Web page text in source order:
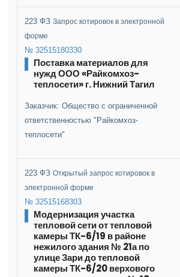
223 ФЗЗапрос котировок в электронной
форме
№ 32515180330
Поставка материалов для
нужд ООО «Райкомхоз-
теплосети» г. Нижний Тагил
Заказчик: Общество с ограниченной
ответственностью "Райкомхоз-
теплосети"
223 ФЗОткрытый запрос котировок в
электронной форме
№ 32515168303
Модернизация участка
тепловой сети от тепловой
камеры ТК-6/19 в районе
нежилого здания № 21а по
улице Зари до тепловой
камеры ТК-6/20 верхового